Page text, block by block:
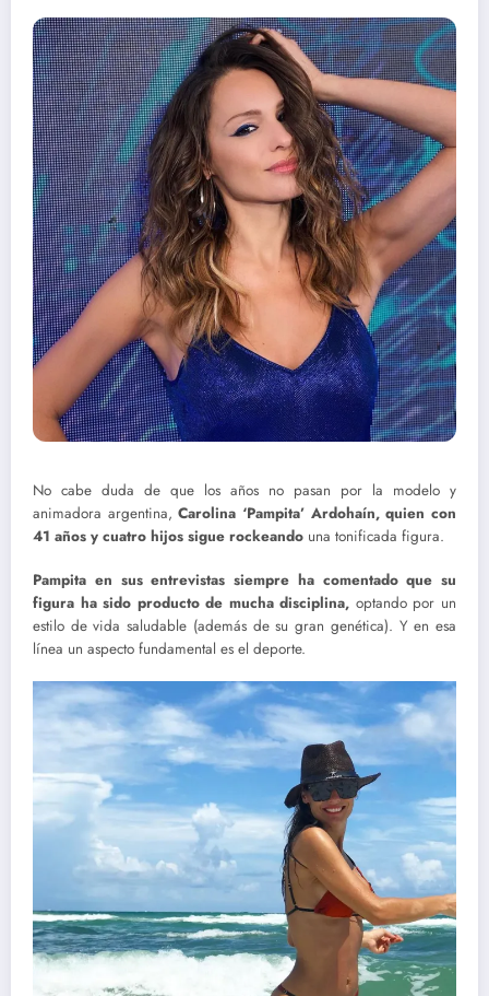
No cabe duda de que los años no pasan por la modelo y
animadora argentina, Carolina ‘Pampita’ Ardohaín, quien con
41 años y cuatro hijos sigue rockeando una tonificada figura.
Pampita en sus entrevistas siempre ha comentado que su
figura ha sido producto de mucha disciplina, optando por un
estilo de vida saludable (además de su gran genética). Y en esa
línea un aspecto fundamental es el deporte.